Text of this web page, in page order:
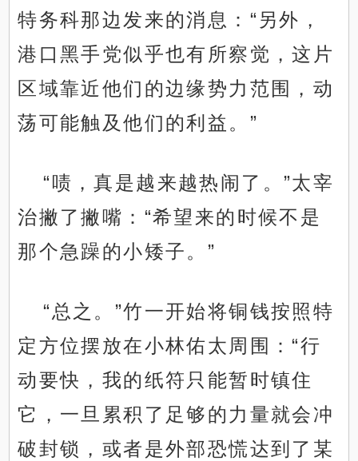
特务科那边发来的消息：“另外，
港口黑手党似乎也有所察觉，这片
区域靠近他们的边缘势力范围，动
荡可能触及他们的利益。”
“啧，真是越来越热闹了。”太宰
治撇了撇嘴：“希望来的时候不是
那个急躁的小矮子。”
“总之。”竹一开始将铜钱按照特
定方位摆放在小林佑太周围：“行
动要快，我的纸符只能暂时镇住
它，一旦累积了足够的力量就会冲
破封锁，或者是外部恐慌达到了某